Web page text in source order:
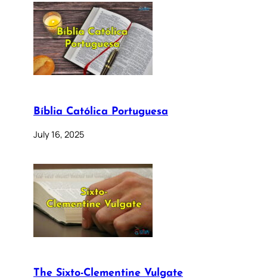
Bíblia Católica Portuguesa
July 16, 2025
The Sixto-Clementine Vulgate